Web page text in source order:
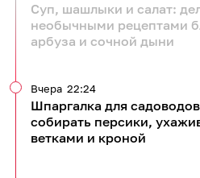
Суп, шашлыки и салат:
необычными рецептами
арбуза и сочной дыни
Шпаргалка для
собирать персики,
ветками и кроной
Вчера 22:24